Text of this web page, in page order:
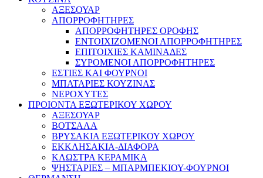
ΑΞΕΣΟΥΑΡ
ΑΠΟΡΡΟΦΗΤΗΡΕΣ
ΑΠΟΡΡΟΦΗΤΗΡΕΣ ΟΡΟΦΗΣ
ΕΝΤΟΙΧΙΖΟΜΕΝΟΙ ΑΠΟΡΡΟΦΗΤΗΡΕΣ
ΕΠΙΤΟΙΧΙΕΣ ΚΑΜΙΝΑΔΕΣ
ΣΥΡΟΜΕΝΟΙ ΑΠΟΡΡΟΦΗΤΗΡΕΣ
ΕΣΤΙΕΣ ΚΑΙ ΦΟΥΡΝΟΙ
ΜΠΑΤΑΡΙΕΣ ΚΟΥΖΙΝΑΣ
ΝΕΡΟΧΥΤΕΣ
ΠΡΟΙΟΝΤΑ ΕΞΩΤΕΡΙΚΟΥ ΧΩΡΟΥ
ΑΞΕΣΟΥΑΡ
ΒΟΤΣΑΛΑ
ΒΡΥΣΑΚΙΑ ΕΞΩΤΕΡΙΚΟΥ ΧΩΡΟΥ
ΕΚΚΛΗΣΑΚΙΑ-ΔΙΑΦΟΡΑ
ΚΛΩΣΤΡΑ ΚΕΡΑΜΙΚΑ
ΨΗΣΤΑΡΙΕΣ – ΜΠΑΡΜΠΕΚΙΟΥ-ΦΟΥΡΝΟΙ